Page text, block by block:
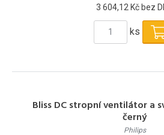
3 604,12 Kč bez
ks
Bliss DC stropní ventilátor a
černý
Philips